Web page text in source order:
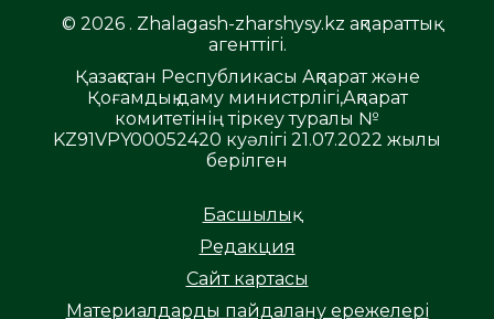
© 2026 . Zhalagash-zharshysy.kz ақпараттық
агенттігі.
Қазақстан Республикасы Ақпарат және
Қоғамдық даму министрлігі,Ақпарат
комитетінің тіркеу туралы №
KZ91VPY00052420 куәлігі 21.07.2022 жылы
берілген
Басшылық
Редакция
Сайт картасы
Материалдарды пайдалану ережелері